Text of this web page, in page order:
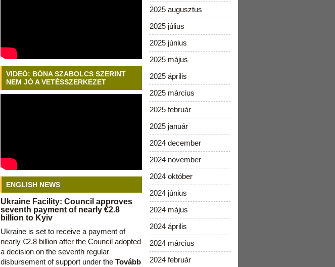
VIDEÓ: BÓNA SZABOLCS SZERINT
NEM JÓ A VETÉSSZERKEZET
ENGLISH NEWS
Ukraine Facility: Council approves
seventh payment of nearly €2.8
billion to Kyiv
Ukraine is set to receive a payment of
nearly €2.8 billion after the Council adopted
a decision on the seventh regular
disbursement of support under the Tovább
2025 augusztus
2025 július
2025 június
2025 május
2025 április
2025 március
2025 február
2025 január
2024 december
2024 november
2024 október
2024 június
2024 május
2024 április
2024 március
2024 február